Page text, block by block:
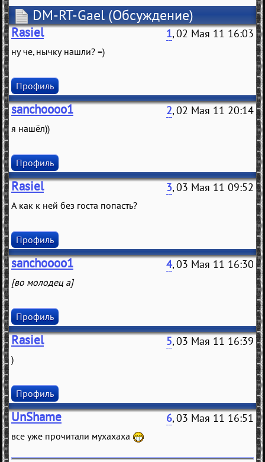
DM-RT-Gael (Обсуждение)
Rasiel 1, 02 Мая 11 16:03
ну че, нычку нашли? =)
Профиль
sanchoooo1 2, 02 Мая 11 20:14
я нашёл))
Профиль
Rasiel 3, 03 Мая 11 09:52
А как к ней без госта попасть?
Профиль
sanchoooo1 4, 03 Мая 11 16:30
[во молодец а]
Профиль
Rasiel 5, 03 Мая 11 16:39
)
Профиль
UnShame 6, 03 Мая 11 16:51
все уже прочитали мухахаха